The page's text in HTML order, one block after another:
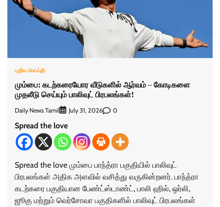
புதிய செய்தி
மும்பை: கடற்கரையோர வீடுகளில் ஆர்வம் – கோடிகளை
முதலீடு செய்யும் பாலிவுட் பிரபலங்கள்!
Daily News Tamil July 31, 2026 0
Spread the love
Spread the love மும்பை பாந்த்ரா பகுதியில் பாலிவுட்
பிரபலங்கள் அதிக அளவில் வசித்து வருகின்றனர். பாந்த்ரா
கடற்கரை பகுதியான பேண்ட்ஸ்டாண்ட், பாலி ஹில், ஒர்லி,
ஜூகு மற்றும் வெர்சோவா பகுதிகளில் பாலிவுட் பிரபலங்கள்